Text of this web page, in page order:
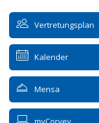
Vertretungsplan
Kalender
Mensa